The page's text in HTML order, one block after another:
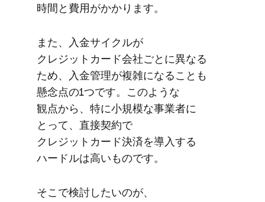
時間と​費用が​かかります。
また、​入金サイクルが​
クレジットカード会社ごとに​異なる​
ため、​入金管理が​複雑に​なることも​
懸念点の​1つです。​このような​
観点から、​特に​小規模な​事業者に​
とって、​直接契約で​
クレジットカード決済を​導入する​
ハードルは​高い​ものです。
そこで​検討したいのが、​